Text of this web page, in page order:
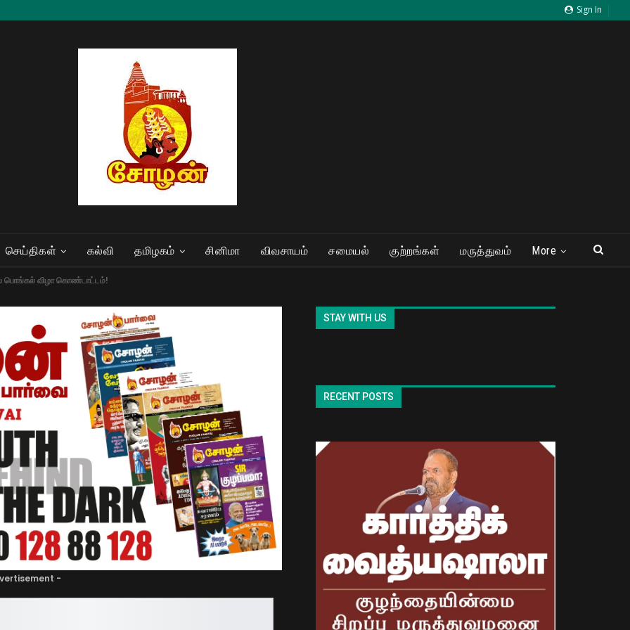
Sign In
செய்திகள் கல்வி தமிழகம் சினிமா விவசாயம் சமையல் குற்றங்கள் மருத்துவம் More
பொங்கல் விழா கொண்டாட்டம்!
-
STAY WITH US
RECENT POSTS